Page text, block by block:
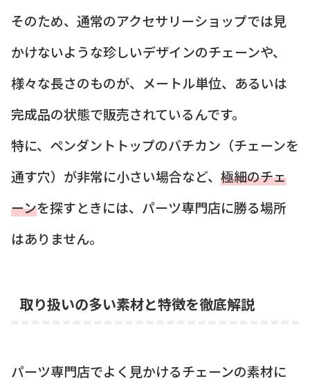
そのため、通常のアクセサリーショップでは見
かけないような珍しいデザインのチェーンや、
様々な長さのものが、メートル単位、あるいは
完成品の状態で販売されているんです。
特に、ペンダントトップのバチカン（チェーンを
通す穴）が非常に小さい場合など、 極細のチェ
ーンを探すときには、パーツ専門店に勝る場所
はありません。
取り扱いの多い素材と特徴を徹底解説
パーツ専門店でよく見かけるチェーンの素材に